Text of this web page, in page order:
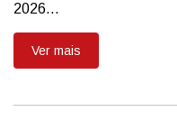
2026...
Ver mais